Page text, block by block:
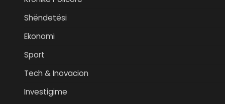
Shëndetësi
Ekonomi
Sport
Tech & Inovacion
Investigime